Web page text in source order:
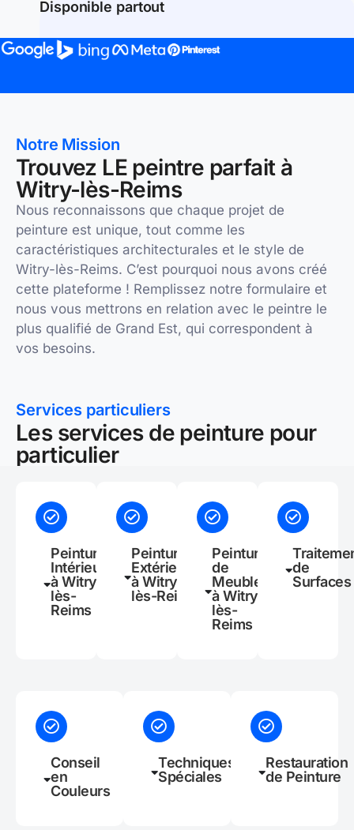
Disponible partout
Notre Mission
Trouvez LE peintre parfait à
Witry-lès-Reims
Nous reconnaissons que chaque projet de
peinture est unique, tout comme les
caractéristiques architecturales et le style de
Witry-lès-Reims. C’est pourquoi nous avons créé
cette plateforme ! Remplissez notre formulaire et
nous vous mettrons en relation avec le peintre le
plus qualifié de Grand Est, qui correspondent à
vos besoins.
Services particuliers
Les services de peinture pour
particulier
Peinture
Intérieure
à Witry-
lès-
Reims
Peinture
Extérieure
à Witry-
lès-Reims
Peinture
de
Meubles
à Witry-
lès-
Reims
de
Surfaces
Conseil
en
Couleurs
Techniques
Spéciales
Restauration
de Peinture